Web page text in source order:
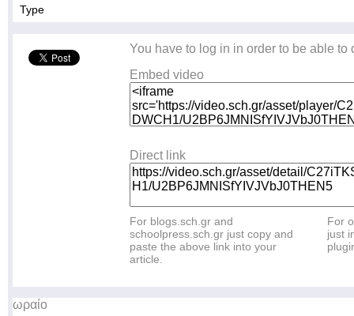
Type
You have to log in in order to be able to
Embed video
Direct link
For blogs.sch.gr and
schoolpress.sch.gr just copy and
paste the above link into your
article.
For
just
ωραίο